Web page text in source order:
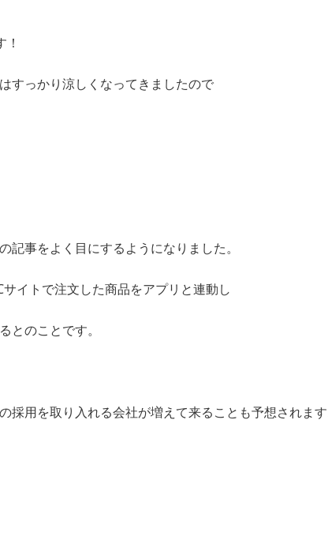
！
すっかり涼しくなってきましたので
記事をよく目にするようになりました。
サイトで注文した商品をアプリと連動し
とのことです。
採用を取り入れる会社が増えて来ることも予想されます